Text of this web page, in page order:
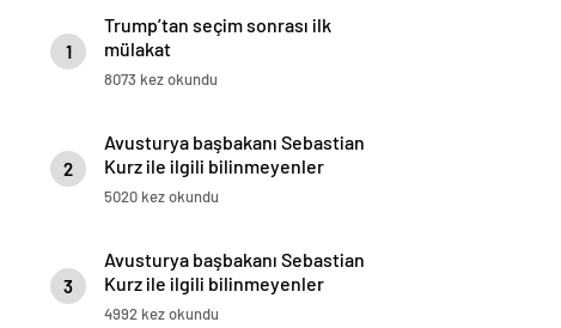
1
Trump’tan seçim sonrası ilk
mülakat
8073 kez okundu
2
Avusturya başbakanı Sebastian
Kurz ile ilgili bilinmeyenler
5020 kez okundu
3
Avusturya başbakanı Sebastian
Kurz ile ilgili bilinmeyenler
4992 kez okundu